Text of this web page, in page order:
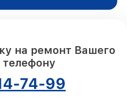
на ремонт Вашего
телефону
74-99